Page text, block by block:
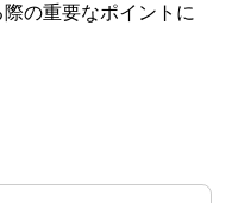
の重要なポイントに